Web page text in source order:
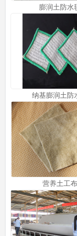
膨润土防水
纳基膨润土防
营养土工布